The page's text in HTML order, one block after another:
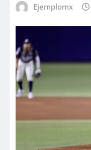
Ejemplomx